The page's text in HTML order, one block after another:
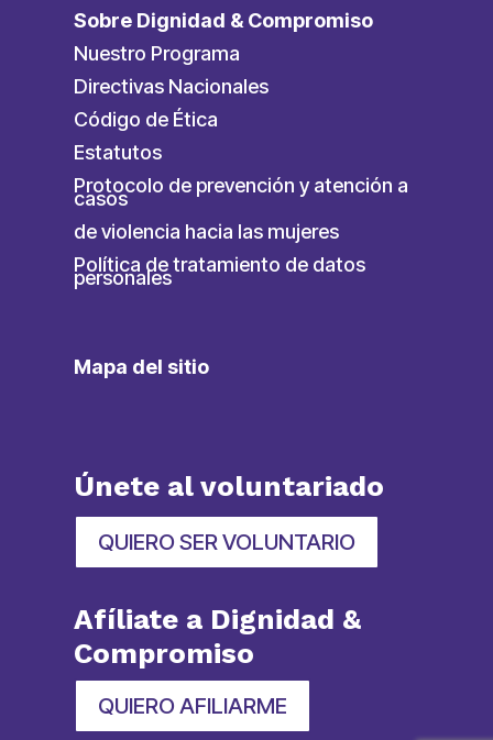
Sobre Dignidad & Compromiso
Nuestro Programa
Directivas Nacionales
Código de Ética
Estatutos
Protocolo de prevención y atención a
casos
de violencia hacia las mujeres
Política de tratamiento de datos
personales
Mapa del sitio
Únete al voluntariado
QUIERO SER VOLUNTARIO
Afíliate a Dignidad &
Compromiso
QUIERO AFILIARME